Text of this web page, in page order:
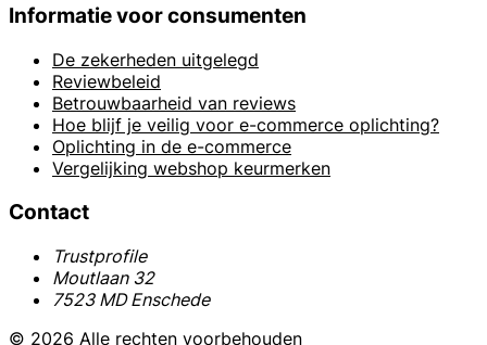
Informatie voor consumenten
De zekerheden uitgelegd
Reviewbeleid
Betrouwbaarheid van reviews
Hoe blijf je veilig voor e-commerce oplichting?
Oplichting in de e-commerce
Vergelijking webshop keurmerken
Contact
Trustprofile
Moutlaan 32
7523 MD Enschede
© 2026 Alle rechten voorbehouden